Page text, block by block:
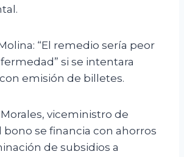
“El remedio sería peor
si se intentara
emisión de billetes.
viceministro de
bono se financia con ahorros
de subsidios a